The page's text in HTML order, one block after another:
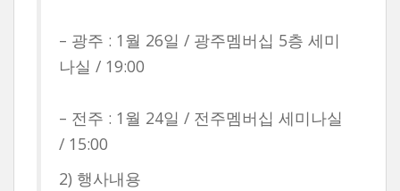
– 광주 : 1월 26일 / 광주멤버십 5층 세미
나실 / 19:00
– 전주 : 1월 24일 / 전주멤버십 세미나실
/ 15:00
2) 행사내용